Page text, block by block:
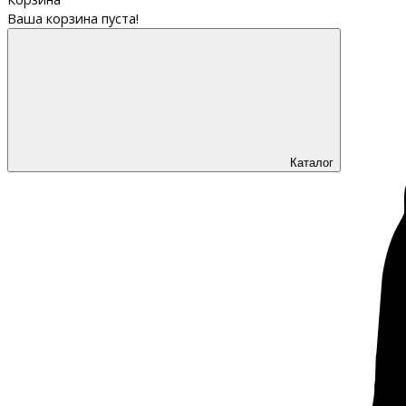
Ваша корзина пуста!
Каталог